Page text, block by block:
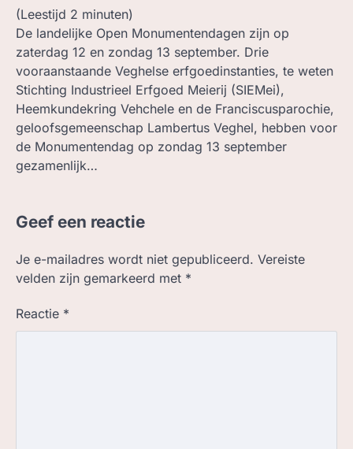
(Leestijd 2 minuten)
De landelijke Open Monumentendagen zijn op
zaterdag 12 en zondag 13 september. Drie
vooraanstaande Veghelse erfgoedinstanties, te weten
Stichting Industrieel Erfgoed Meierij (SIEMei),
Heemkundekring Vehchele en de Franciscusparochie,
geloofsgemeenschap Lambertus Veghel, hebben voor
de Monumentendag op zondag 13 september
gezamenlijk…
Geef een reactie
Je e-mailadres wordt niet gepubliceerd. Vereiste
velden zijn gemarkeerd met *
Reactie *